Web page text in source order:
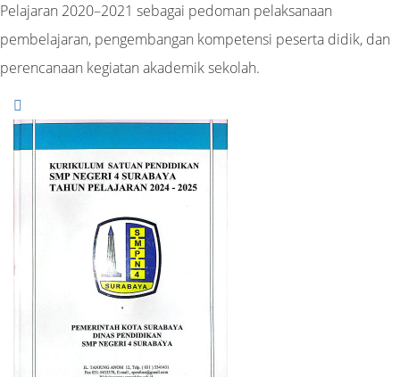
Pelajaran 2020–2021 sebagai pedoman pelaksanaan
pembelajaran, pengembangan kompetensi peserta didik, dan
perencanaan kegiatan akademik sekolah.